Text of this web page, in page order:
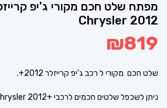
Chrysler 2012
₪819
שלט חכם מקורי ל רכב ג'יפ קרייזלר 2012+.
ניתן לשכפל שלטים חכמים לרכבי +Jeep Chrysler 2012 מכל הסוגים.